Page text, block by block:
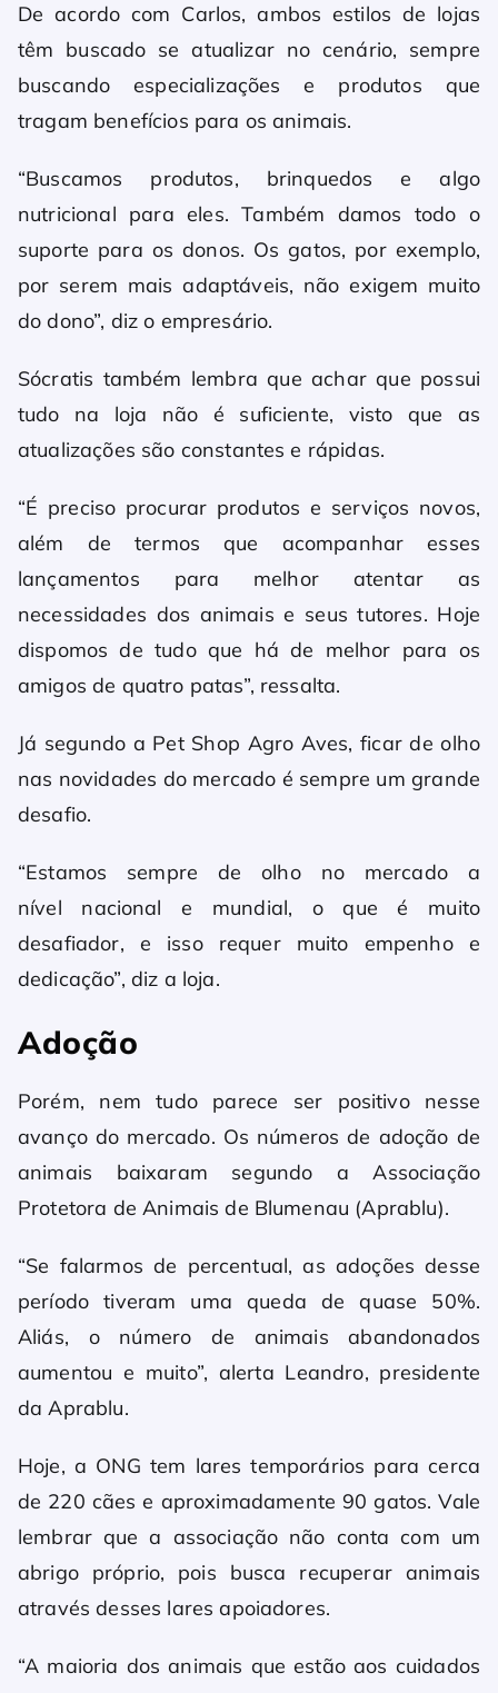
De acordo com Carlos, ambos estilos de lojas
têm buscado se atualizar no cenário, sempre
buscando especializações e produtos que
tragam benefícios para os animais.
“Buscamos produtos, brinquedos e algo
nutricional para eles. Também damos todo o
suporte para os donos. Os gatos, por exemplo,
por serem mais adaptáveis, não exigem muito
do dono”, diz o empresário.
Sócratis também lembra que achar que possui
tudo na loja não é suficiente, visto que as
atualizações são constantes e rápidas.
“É preciso procurar produtos e serviços novos,
além de termos que acompanhar esses
lançamentos para melhor atentar as
necessidades dos animais e seus tutores. Hoje
dispomos de tudo que há de melhor para os
amigos de quatro patas”, ressalta.
Já segundo a Pet Shop Agro Aves, ficar de olho
nas novidades do mercado é sempre um grande
desafio.
“Estamos sempre de olho no mercado a
nível nacional e mundial, o que é muito
desafiador, e isso requer muito empenho e
dedicação”, diz a loja.
Adoção
Porém, nem tudo parece ser positivo nesse
avanço do mercado. Os números de adoção de
animais baixaram segundo a Associação
Protetora de Animais de Blumenau (Aprablu).
“Se falarmos de percentual, as adoções desse
período tiveram uma queda de quase 50%.
Aliás, o número de animais abandonados
aumentou e muito”, alerta Leandro, presidente
da Aprablu.
Hoje, a ONG tem lares temporários para cerca
de 220 cães e aproximadamente 90 gatos. Vale
lembrar que a associação não conta com um
abrigo próprio, pois busca recuperar animais
através desses lares apoiadores.
“A maioria dos animais que estão aos cuidados